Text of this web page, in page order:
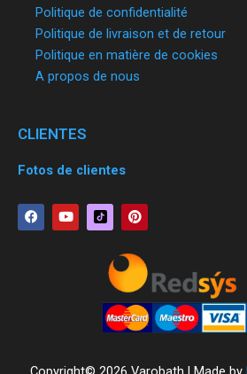
Politique de confidentialité
Politique de livraison et de retour
Politique en matière de cookies
A propos de nous
CLIENTES
Fotos de clientes
F
a
c
Y
o
u
P
i
n
t
e
e
s
t